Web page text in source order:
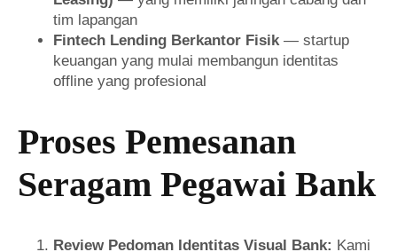
tim lapangan
Fintech Lending Berkantor Fisik— startup
keuangan yang mulai membangun identitas
offline yang profesional
Proses Pemesanan
Seragam Pegawai Bank
Review Pedoman Identitas Visual Bank: Kami